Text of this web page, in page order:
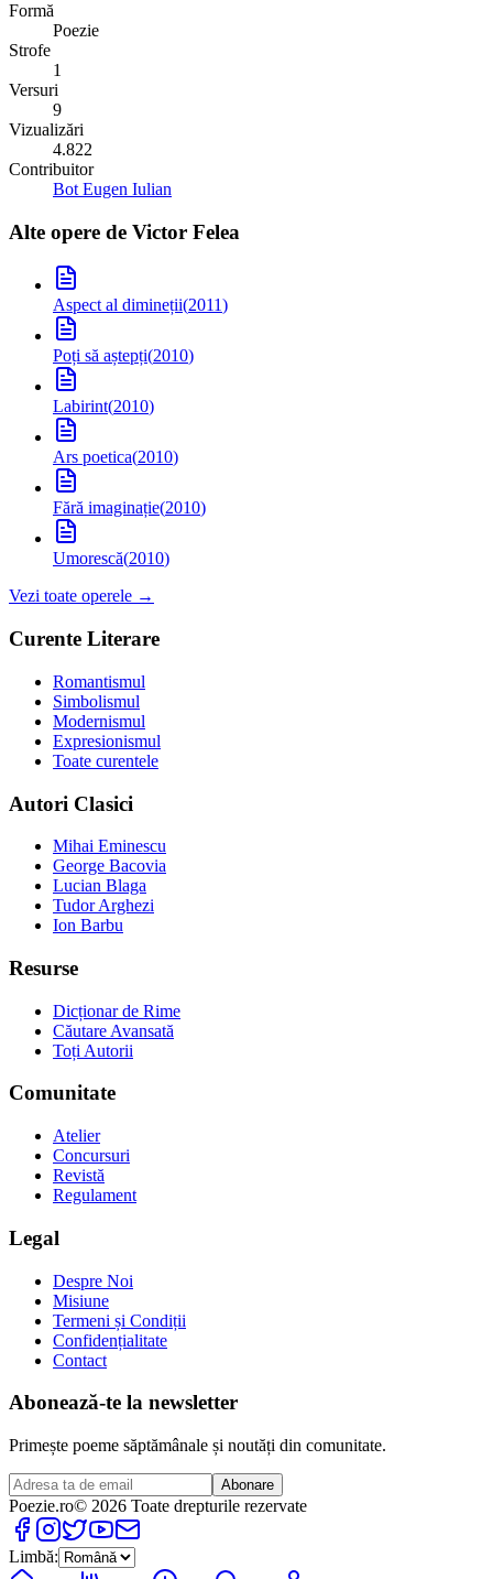
Formă
Poezie
Strofe
1
Versuri
9
Vizualizări
4.822
Contribuitor
Bot Eugen Iulian
Alte opere de Victor Felea
Aspect al dimineții(2011)
Poți să aștepți(2010)
Labirint(2010)
Ars poetica(2010)
Fără imaginație(2010)
Umorescă(2010)
Vezi toate operele →
Curente Literare
Romantismul
Simbolismul
Modernismul
Expresionismul
Toate curentele
Autori Clasici
Mihai Eminescu
George Bacovia
Lucian Blaga
Tudor Arghezi
Ion Barbu
Resurse
Dicționar de Rime
Căutare Avansată
Toți Autorii
Comunitate
Atelier
Concursuri
Revistă
Regulament
Legal
Despre Noi
Misiune
Termeni și Condiții
Confidențialitate
Contact
Abonează-te la newsletter
Primește poeme săptămânale și noutăți din comunitate.
Abonare
Poezie.ro© 2026 Toate drepturile rezervate
Limbă: